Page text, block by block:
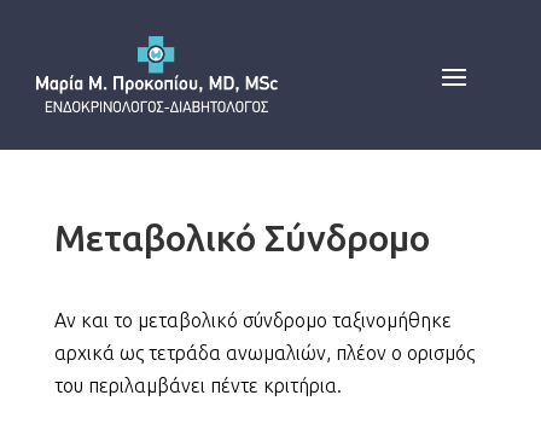
Μεταβολικό Σύνδρομο
Αν και το μεταβολικό σύνδρομο ταξινομήθηκε
αρχικά ως τετράδα ανωμαλιών, πλέον o ορισμός
του περιλαμβάνει πέντε κριτήρια.